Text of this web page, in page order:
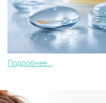
Подробнее...